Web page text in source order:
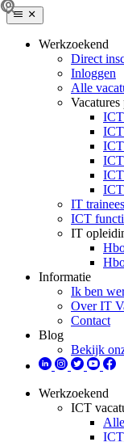
Werkzoekend
Direct
Inloggen
Alle
Vacatures
ICT
ICT
ICT
IT
ICT
IT
Informatie
Ik ben
Over IT
Contact
Blog
Bekijk
Werkzoekend
ICT